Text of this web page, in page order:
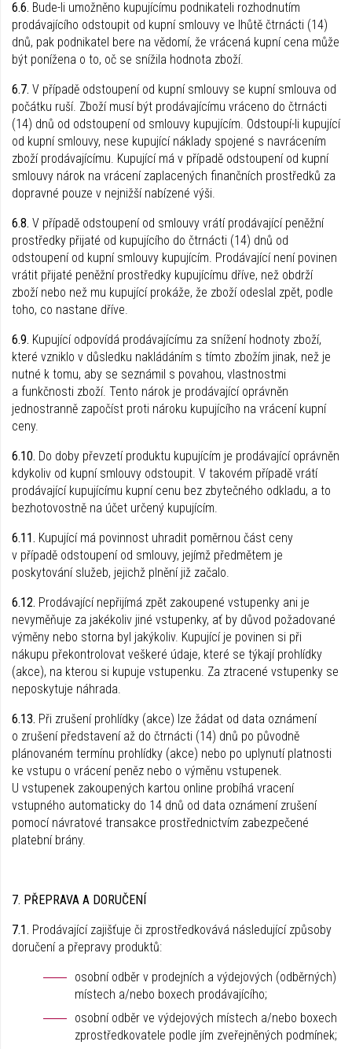
6.6. Bude-li umožněno kupujícímu podnikateli rozhodnutím
prodávajícího odstoupit od kupní smlouvy ve lhůtě čtrnácti (14)
dnů, pak podnikatel bere na vědomí, že vrácená kupní cena může
být ponížena o to, oč se snížila hodnota zboží.
6.7. V případě odstoupení od kupní smlouvy se kupní smlouva od
počátku ruší. Zboží musí být prodávajícímu vráceno do čtrnácti
(14) dnů od odstoupení od smlouvy kupujícím. Odstoupí-li kupující
od kupní smlouvy, nese kupující náklady spojené s navrácením
zboží prodávajícímu. Kupující má v případě odstoupení od kupní
smlouvy nárok na vrácení zaplacených finančních prostředků za
dopravné pouze v nejnižší nabízené výši.
6.8. V případě odstoupení od smlouvy vrátí prodávající peněžní
prostředky přijaté od kupujícího do čtrnácti (14) dnů od
odstoupení od kupní smlouvy kupujícím. Prodávající není povinen
vrátit přijaté peněžní prostředky kupujícímu dříve, než obdrží
zboží nebo než mu kupující prokáže, že zboží odeslal zpět, podle
toho, co nastane dříve.
6.9. Kupující odpovídá prodávajícímu za snížení hodnoty zboží,
které vzniklo v důsledku nakládáním s tímto zbožím jinak, než je
nutné k tomu, aby se seznámil s povahou, vlastnostmi
a funkčnosti zboží. Tento nárok je prodávající oprávněn
jednostranně započíst proti nároku kupujícího na vrácení kupní
ceny.
6.10. Do doby převzetí produktu kupujícím je prodávající oprávněn
kdykoliv od kupní smlouvy odstoupit. V takovém případě vrátí
prodávající kupujícímu kupní cenu bez zbytečného odkladu, a to
bezhotovostně na účet určený kupujícím.
6.11. Kupující má povinnost uhradit poměrnou část ceny
v případě odstoupení od smlouvy, jejímž předmětem je
poskytování služeb, jejichž plnění již začalo.
6.12. Prodávající nepřijímá zpět zakoupené vstupenky ani je
nevyměňuje za jakékoliv jiné vstupenky, ať by důvod požadované
výměny nebo storna byl jakýkoliv. Kupující je povinen si při
nákupu překontrolovat veškeré údaje, které se týkají prohlídky
(akce), na kterou si kupuje vstupenku. Za ztracené vstupenky se
neposkytuje náhrada.
6.13. Při zrušení prohlídky (akce) lze žádat od data oznámení
o zrušení představení až do čtrnácti (14) dnů po původně
plánovaném termínu prohlídky (akce) nebo po uplynutí platnosti
ke vstupu o vrácení peněz nebo o výměnu vstupenek.
U vstupenek zakoupených kartou online probíhá vracení
vstupného automaticky do 14 dnů od data oznámení zrušení
pomocí návratové transakce prostřednictvím zabezpečené
platební brány.
7. PŘEPRAVA A DORUČENÍ
7.1. Prodávající zajišťuje či zprostředkovává následující způsoby
doručení a přepravy produktů:
osobní odběr v prodejních a výdejových (odběrných)
místech a/nebo boxech prodávajícího;
osobní odběr ve výdejových místech a/nebo boxech
zprostředkovatele podle jím zveřejněných podmínek;